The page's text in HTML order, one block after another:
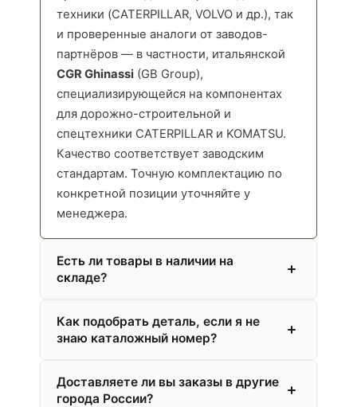
техники (CATERPILLAR, VOLVO и др.), так
и проверенные аналоги от заводов-
партнёров — в частности, итальянской
CGR Ghinassi (GB Group),
специализирующейся на компонентах
для дорожно-строительной и
спецтехники CATERPILLAR и KOMATSU.
Качество соответствует заводским
стандартам. Точную комплектацию по
конкретной позиции уточняйте у
менеджера.
Есть ли товары в наличии на
складе?
Как подобрать деталь, если я не
знаю каталожный номер?
Доставляете ли вы заказы в другие
города России?